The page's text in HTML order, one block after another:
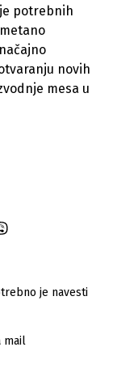
potrebnih
novih
mesa u
je navesti
mail